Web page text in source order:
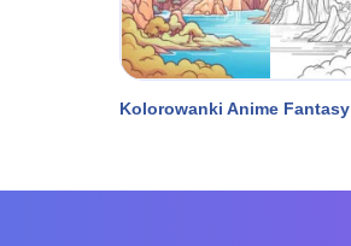
Kolorowanki Anime Fantasy